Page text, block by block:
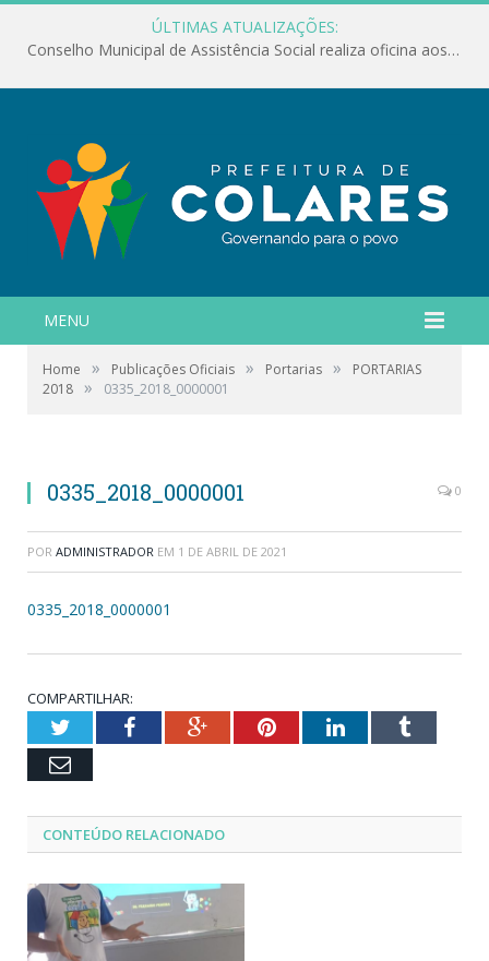
ÚLTIMAS ATUALIZAÇÕES:
Conselho Municipal de Assistência Social realiza oficina aos servidores
MENU
Home » Publicações Oficiais » Portarias »
PORTARIAS
2018 » 0335_2018_0000001
0335_2018_0000001 0
POR ADMINISTRADOR EM 1 DE ABRIL DE 2021
0335_2018_0000001
COMPARTILHAR:
TwitterFacebookGoogle+PinterestLinkedInTumblr
Email
CONTEÚDO RELACIONADO